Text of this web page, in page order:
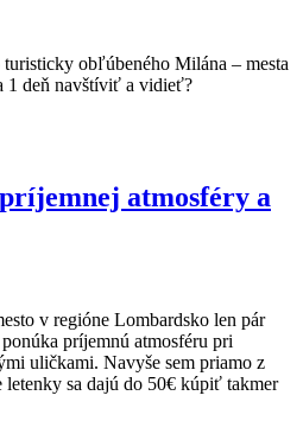
obľúbeného Milána – mesta
1 deň navštíviť a vidieť?
atmosféry a
v regióne Lombardsko len pár
príjemnú atmosféru pri
uličkami. Navyše sem priamo z
letenky sa dajú do 50€ kúpiť takmer